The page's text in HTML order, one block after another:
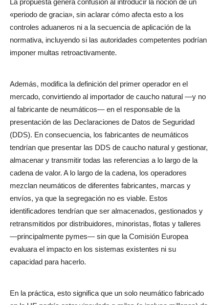
«periodo de gracia», sin aclarar cómo afecta esto a los
controles aduaneros ni a la secuencia de aplicación de la
normativa, incluyendo si las autoridades competentes podrían
imponer multas retroactivamente.
Además, modifica la definición del primer operador en el
mercado, convirtiendo al importador de caucho natural —y no
al fabricante de neumáticos— en el responsable de la
presentación de las Declaraciones de Datos de Seguridad
(DDS). En consecuencia, los fabricantes de neumáticos
tendrían que presentar las DDS de caucho natural y gestionar,
almacenar y transmitir todas las referencias a lo largo de la
cadena de valor. A lo largo de la cadena, los operadores
mezclan neumáticos de diferentes fabricantes, marcas y
envíos, ya que la segregación no es viable. Estos
identificadores tendrían que ser almacenados, gestionados y
retransmitidos por distribuidores, minoristas, flotas y talleres
—principalmente pymes— sin que la Comisión Europea
evaluara el impacto en los sistemas existentes ni su
capacidad para hacerlo.
En la práctica, esto significa que un solo neumático fabricado